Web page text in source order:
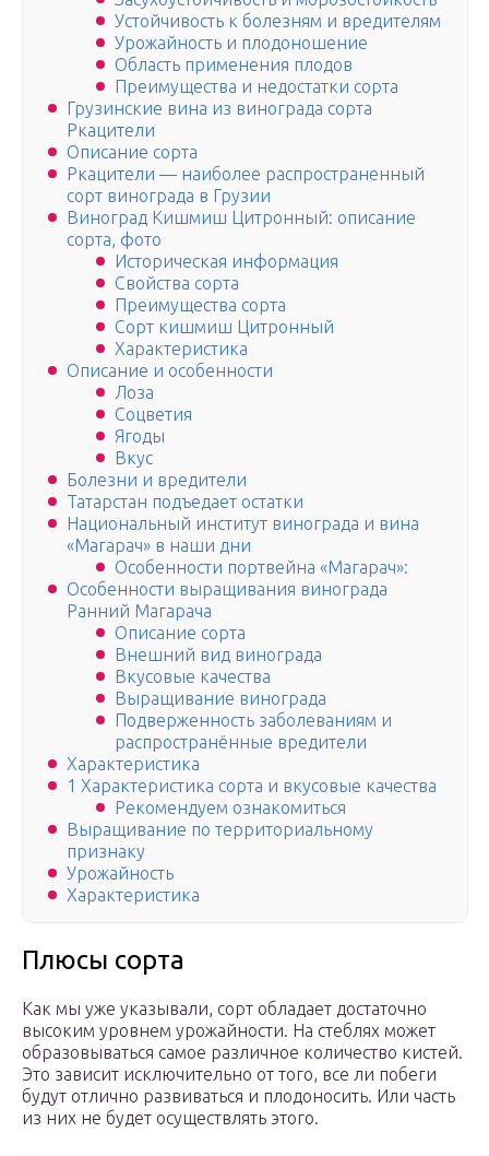
Устойчивость к болезням и вредителям
Урожайность и плодоношение
Область применения плодов
Преимущества и недостатки сорта
Грузинские вина из винограда сорта
Ркацители
Описание сорта
Ркацители — наиболее распространенный
сорт винограда в Грузии
Виноград Кишмиш Цитронный: описание
сорта, фото
Историческая информация
Свойства сорта
Преимущества сорта
Сорт кишмиш Цитронный
Характеристика
Описание и особенности
Лоза
Соцветия
Ягоды
Вкус
Болезни и вредители
Татарстан подъедает остатки
Национальный институт винограда и вина
«Магарач» в наши дни
Особенности портвейна «Магарач»:
Особенности выращивания винограда
Ранний Магарача
Описание сорта
Внешний вид винограда
Вкусовые качества
Выращивание винограда
Подверженность заболеваниям и
распространённые вредители
Характеристика
1 Характеристика сорта и вкусовые качества
Рекомендуем ознакомиться
Выращивание по территориальному
признаку
Урожайность
Характеристика
Плюсы сорта
Как мы уже указывали, сорт обладает достаточно
высоким уровнем урожайности. На стеблях может
образовываться самое различное количество кистей.
Это зависит исключительно от того, все ли побеги
будут отлично развиваться и плодоносить. Или часть
из них не будет осуществлять этого.